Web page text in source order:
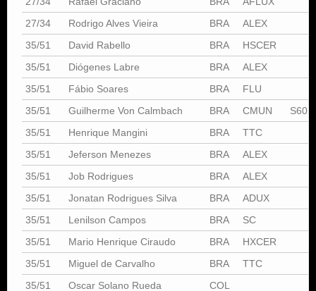
27/34
Rodrigo Alves Vieira BRA
ALEX
35/51
David Rabello BRA
HSCER
35/51
Diógenes Labre BRA
ALEX
35/51
Fábio Soares BRA
FLU
35/51
Guilherme Von Calmbach BRA CMUN
S60
35/51
Henrique Mangini BRA
TTC
35/51
Jeferson Menezes BRA
ALEX
35/51
Job Rodrigues BRA
ALEX
35/51
Jonatan Rodrigues Silva BRA
ADUX
35/51
Lenilson Campos BRA
SC
35/51
Mario Henrique Ciraudo BRA
HXCER
35/51
Miguel de Carvalho BRA
TTC
35/51
Oscar Solano Rueda
COL